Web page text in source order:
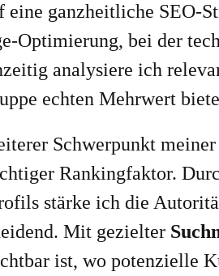
eine ganzheitliche SEO-
Optimierung, bei der
analysiere ich
echten Mehrwert
Schwerpunkt
Rankingfaktor.
stärke ich die
Mit gezielter
ist, wo potenzielle